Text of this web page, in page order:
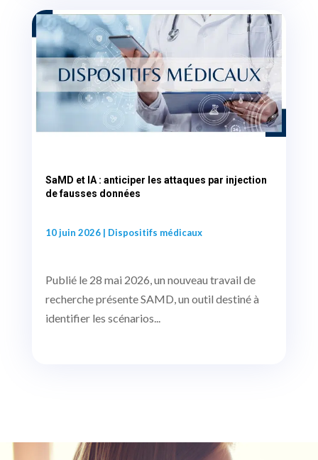
SaMD et IA : anticiper les attaques par injection
de fausses données
10 juin 2026| Dispositifs médicaux
Publié le 28 mai 2026, un nouveau travail de
recherche présente SAMD, un outil destiné à
identifier les scénarios...